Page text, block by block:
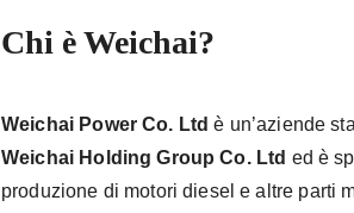
Chi è Weichai?
Weichai Power Co. Ltd è un’aziende
Weichai Holding Group Co. Ltd ed è
produzione di motori diesel e altre parti